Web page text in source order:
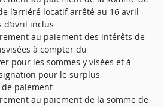
l’arriéré locatif arrêté au 16 avril
d’avril inclus
au paiement des intérêts de
à compter du
pour les sommes y visées et à
pour le surplus
paiement
au paiement de la somme de